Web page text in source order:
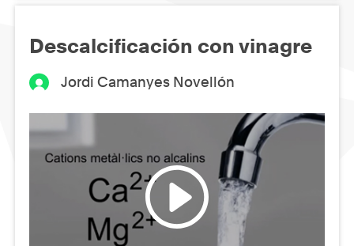
Descalcificación con vinagre
Jordi Camanyes Novellón